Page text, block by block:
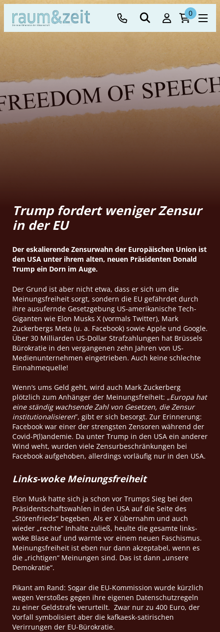
0
Trump fordert weniger Zensur
in der EU
Der eskalierende Zensurwahn der Europäischen Union ist
den USA unter ihrem alten, neuen Präsidenten Donald
Trump ein Dorn im Auge.
Der Grund ist aber nicht etwa, dass er sich um die
Meinungsfreiheit sorgt, sondern die EU gefährdet durch
ihre ausufernde Gesetzgebung US-amerikanische Tech-
Giganten wie Elon Musks X (vormals Twitter), Mark
Zuckerbergs Meta (u. a. Facebook) sowie Apple und Google.
Über 30 Milliarden US-Dollar Strafzahlungen hat Brüssels
Bürokratie in den vergangenen zehn Jahren von US-
Medienunternehmen eingetrieben. Auch keine schlechte
Einnahmequelle!
Wenn‘s ums Geld geht, wird auch Mark Zuckerberg
plötzlich zum Anhänger der Meinungsfreiheit: „Europa hat
eine ständig wachsende Zahl von Gesetzen, die Zensur
institutionalisieren”, gibt er sich besorgt. Zur Erinnerung:
Facebook war einer der strengsten Zensoren während der
Covid-P(l)andemie. Da unter Trump in den USA ein anderer
Wind weht, wurden viele Zensurbeschränkungen bei
Facebook aufgehoben, allerdings vorläufig nur in den USA.
Links-woke Meinungsfreiheit
Elon Musk hatte sich ja schon vor Trumps Sieg bei den
Präsidentschaftswahlen in den USA auf die Seite des
„Störenfrieds“ begeben. Als er X übernahm und auch
wieder „rechte“ Inhalte zuließ, heulte die gesamte links-
woke Blase auf und warnte vor einem neuen Faschismus.
Meinungsfreiheit ist eben nur dann akzeptabel, wenn es
die „richtigen“ Meinungen sind. Das ist dann „unsere
Demokratie“.
Pikant am Rand: Sogar die EU-Kommission wurde kürzlich
wegen Verstoßes gegen ihre eigenen Datenschutzregeln
zu einer Geldstrafe verurteilt. Zwar nur zu 400 Euro, der
Vorfall symbolisiert aber die kafkaesk-satirischen
Verirrungen der EU-Bürokratie.